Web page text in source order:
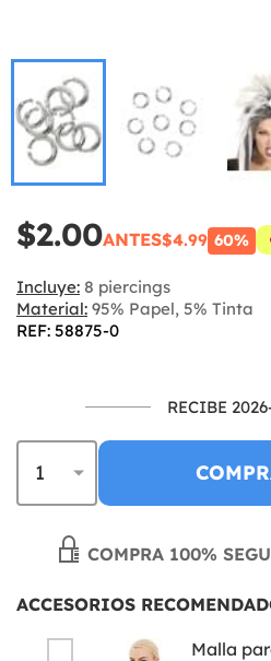
$2.00ANTES$4.99 60%
Incluye: 8 piercings
Material: 95% Papel, 5% Tinta
REF: 58875-0
RECIBE
COMPRA 100%
ACCESORIOS
Malla